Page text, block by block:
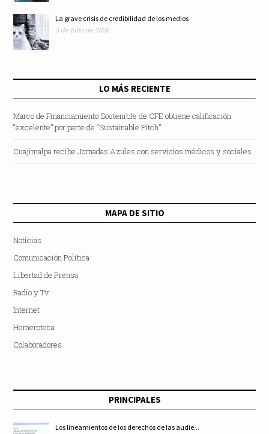
La grave crisis de credibilidad de los medios
3 de julio de 2026
LO MÁS RECIENTE
Marco de Financiamiento Sostenible de CFE obtiene calificación
“excelente” por parte de “Sustainable Fitch”
Cuajimalpa recibe Jornadas Azules con servicios médicos y sociales
MAPA DE SITIO
Noticias
Comunicación Política
Libertad de Prensa
Radio y Tv
Internet
Hemeroteca
Colaboradores
PRINCIPALES
Los lineamientos de los derechos de las audie...